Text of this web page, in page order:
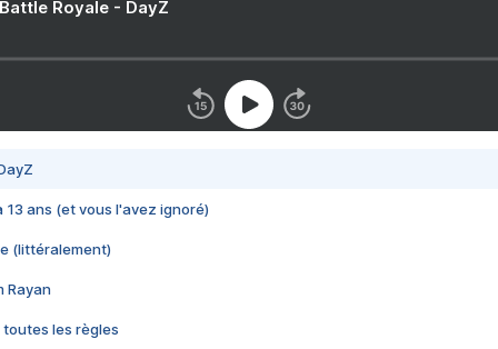
Royale - DayZ
13 ans (et vous l'avez ignoré)
(littéralement)
Rayan
toutes les règles